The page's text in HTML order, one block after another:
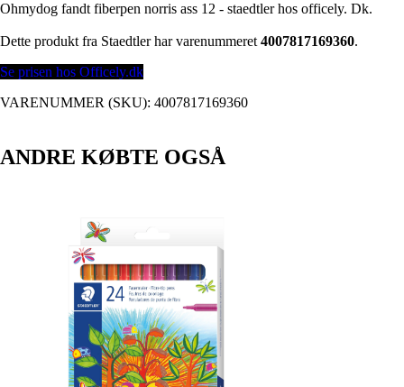
Ohmydog fandt fiberpen norris ass 12 - staedtler hos officely. Dk.
Dette produkt fra Staedtler har varenummeret4007817169360.
Se prisen hos Officely.dk
VARENUMMER (SKU): 4007817169360
ANDRE KØBTE OGSÅ